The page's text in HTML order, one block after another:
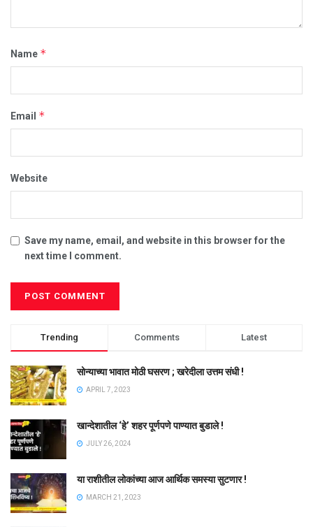
Name *
Email *
Website
Save my name, email, and website in this browser for the
next time I comment.
Trending Comments Latest
सोन्याच्या भावात मोठी घसरण ; खरेदीला उत्तम संधी !
APRIL 7, 2023
खान्देशातील ‘हे’ शहर पूर्णपणे पाण्यात बुडाले !
JULY 26, 2024
या राशीतील लोकांच्या आज आर्थिक समस्या सुटणार !
MARCH 21, 2023